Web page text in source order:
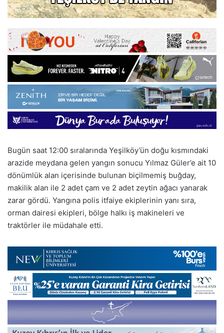
Bugün saat 12:00 sıralarında Yeşilköy’ün doğu kısmındaki
arazide meydana gelen yangın sonucu Yılmaz Güler’e ait 10
dönümlük alan içerisinde bulunan biçilmemiş buğday,
makilik alan ile 2 adet çam ve 2 adet zeytin ağacı yanarak
zarar gördü. Yangına polis itfaiye ekiplerinin yanı sıra,
orman dairesi ekipleri, bölge halkı iş makineleri ve
traktörler ile müdahale etti.